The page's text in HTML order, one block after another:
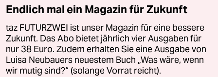
Endlich mal ein Magazin für Zukunft
taz FUTURZWEI ist unser Magazin für eine bessere
Zukunft. Das Abo bietet jährlich vier Ausgaben für
nur 38 Euro. Zudem erhalten Sie eine Ausgabe von
Luisa Neubauers neuestem Buch „Was wäre, wenn
wir mutig sind?“ (solange Vorrat reicht).